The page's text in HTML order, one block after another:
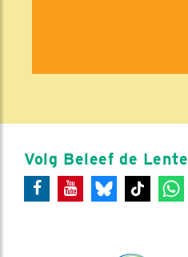
Volg Beleef de Lente